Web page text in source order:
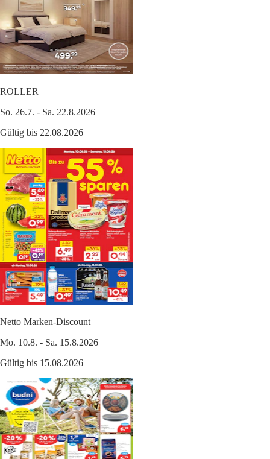
ROLLER
So. 26.7. - Sa. 22.8.2026
Gültig bis 22.08.2026
Netto Marken-Discount
Mo. 10.8. - Sa. 15.8.2026
Gültig bis 15.08.2026